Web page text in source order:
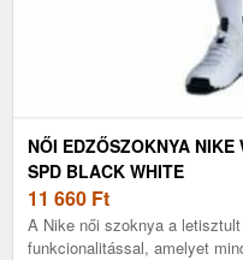
NŐI EDZŐSZOKNYA
SPD BLACK WHITE
11 660 Ft
A Nike női szoknya a
funkcionalitással, amelyet